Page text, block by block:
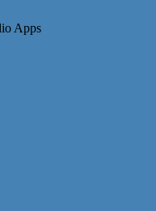
Apps